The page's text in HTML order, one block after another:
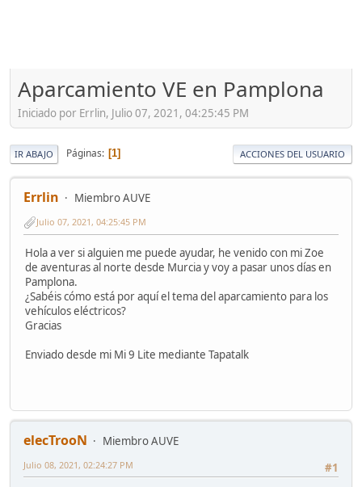
Aparcamiento VE en Pamplona
Iniciado por Errlin, Julio 07, 2021, 04:25:45 PM
IR ABAJO Páginas 1 ACCIONES DEL USUARIO
Errlin Miembro AUVE
Julio 07, 2021, 04:25:45 PM
Hola a ver si alguien me puede ayudar, he venido con mi Zoe
de aventuras al norte desde Murcia y voy a pasar unos días en
Pamplona.
¿Sabéis cómo está por aquí el tema del aparcamiento para los
vehículos eléctricos?
Gracias
Enviado desde mi Mi 9 Lite mediante Tapatalk
elecTrooN
Miembro AUVE
#1
Julio 08, 2021, 02:24:27 PM